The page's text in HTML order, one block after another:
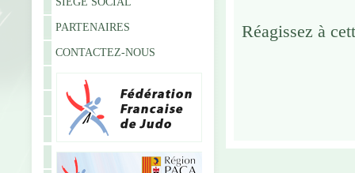
PARTENAIRES
CONTACTEZ-NOUS
Réagissez à